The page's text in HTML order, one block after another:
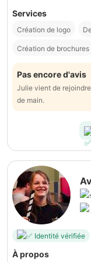
Services
Création de logo
Création de brochures
Pas encore d'avis
Julie vient de
de main.
Identité vérifiée
À propos